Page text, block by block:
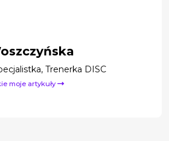
Trenerka DISC
moje artykuły